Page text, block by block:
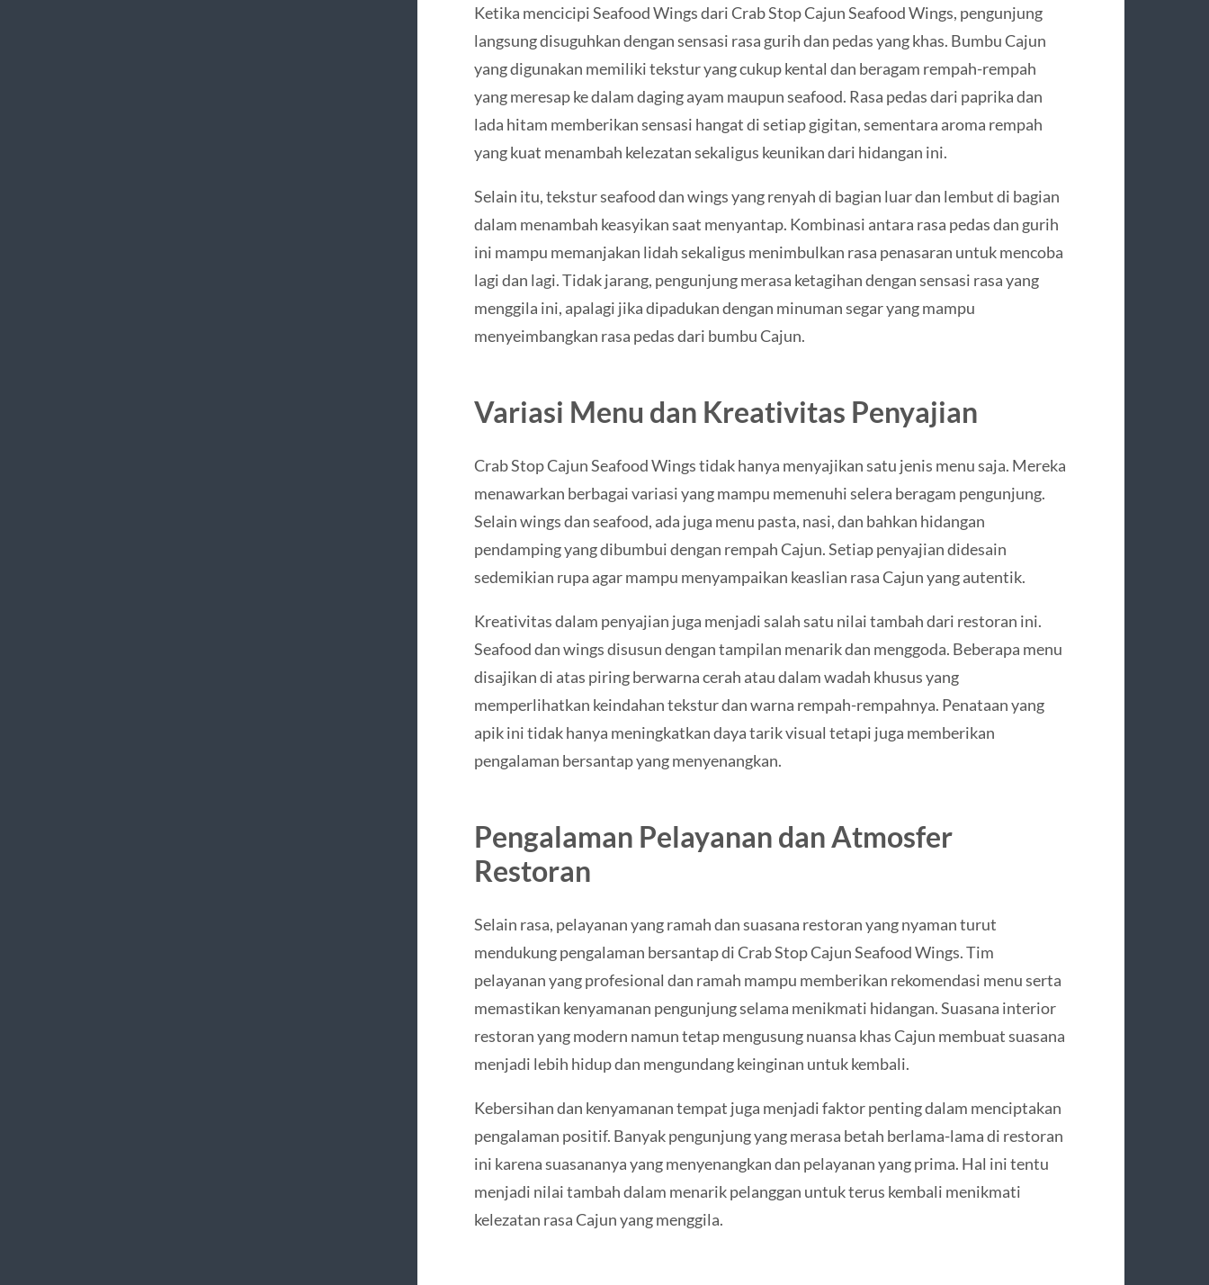
Ketika mencicipi Seafood Wings dari Crab Stop Cajun Seafood Wings, pengunjung
langsung disuguhkan dengan sensasi rasa gurih dan pedas yang khas. Bumbu Cajun
yang digunakan memiliki tekstur yang cukup kental dan beragam rempah-rempah
yang meresap ke dalam daging ayam maupun seafood. Rasa pedas dari paprika dan
lada hitam memberikan sensasi hangat di setiap gigitan, sementara aroma rempah
yang kuat menambah kelezatan sekaligus keunikan dari hidangan ini.
Selain itu, tekstur seafood dan wings yang renyah di bagian luar dan lembut di bagian
dalam menambah keasyikan saat menyantap. Kombinasi antara rasa pedas dan gurih
ini mampu memanjakan lidah sekaligus menimbulkan rasa penasaran untuk mencoba
lagi dan lagi. Tidak jarang, pengunjung merasa ketagihan dengan sensasi rasa yang
menggila ini, apalagi jika dipadukan dengan minuman segar yang mampu
menyeimbangkan rasa pedas dari bumbu Cajun.
Variasi Menu dan Kreativitas Penyajian
Crab Stop Cajun Seafood Wings tidak hanya menyajikan satu jenis menu saja. Mereka
menawarkan berbagai variasi yang mampu memenuhi selera beragam pengunjung.
Selain wings dan seafood, ada juga menu pasta, nasi, dan bahkan hidangan
pendamping yang dibumbui dengan rempah Cajun. Setiap penyajian didesain
sedemikian rupa agar mampu menyampaikan keaslian rasa Cajun yang autentik.
Kreativitas dalam penyajian juga menjadi salah satu nilai tambah dari restoran ini.
Seafood dan wings disusun dengan tampilan menarik dan menggoda. Beberapa menu
disajikan di atas piring berwarna cerah atau dalam wadah khusus yang
memperlihatkan keindahan tekstur dan warna rempah-rempahnya. Penataan yang
apik ini tidak hanya meningkatkan daya tarik visual tetapi juga memberikan
pengalaman bersantap yang menyenangkan.
Pengalaman Pelayanan dan Atmosfer
Restoran
Selain rasa, pelayanan yang ramah dan suasana restoran yang nyaman turut
mendukung pengalaman bersantap di Crab Stop Cajun Seafood Wings. Tim
pelayanan yang profesional dan ramah mampu memberikan rekomendasi menu serta
memastikan kenyamanan pengunjung selama menikmati hidangan. Suasana interior
restoran yang modern namun tetap mengusung nuansa khas Cajun membuat suasana
menjadi lebih hidup dan mengundang keinginan untuk kembali.
Kebersihan dan kenyamanan tempat juga menjadi faktor penting dalam menciptakan
pengalaman positif. Banyak pengunjung yang merasa betah berlama-lama di restoran
ini karena suasananya yang menyenangkan dan pelayanan yang prima. Hal ini tentu
menjadi nilai tambah dalam menarik pelanggan untuk terus kembali menikmati
kelezatan rasa Cajun yang menggila.